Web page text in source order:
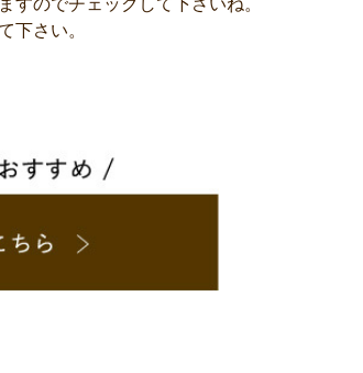
すのでチェックして下さいね。
下さい。